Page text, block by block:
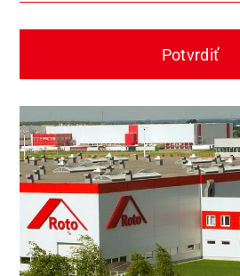
Potvrdiť